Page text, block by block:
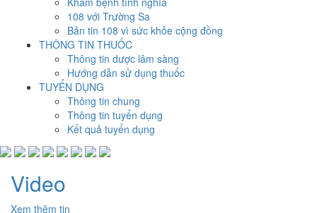
108 với Trường Sa
Bản tin 108 vì sức khỏe cộng đồng
THÔNG TIN THUỐC
Thông tin dược lâm sàng
Hướng dẫn sử dụng thuốc
TUYỂN DỤNG
Thông tin chung
Thông tin tuyển dụng
Kết quả tuyển dụng
Video
Xem thêm tin